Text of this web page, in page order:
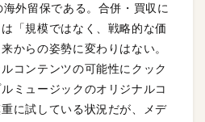
外留保である。合併・買収に
「規模ではなく、戦略的な価
からの姿勢に変わりはない。
コンテンツの可能性にクック
ミュージックのオリジナルコ
に試している状況だが、メデ